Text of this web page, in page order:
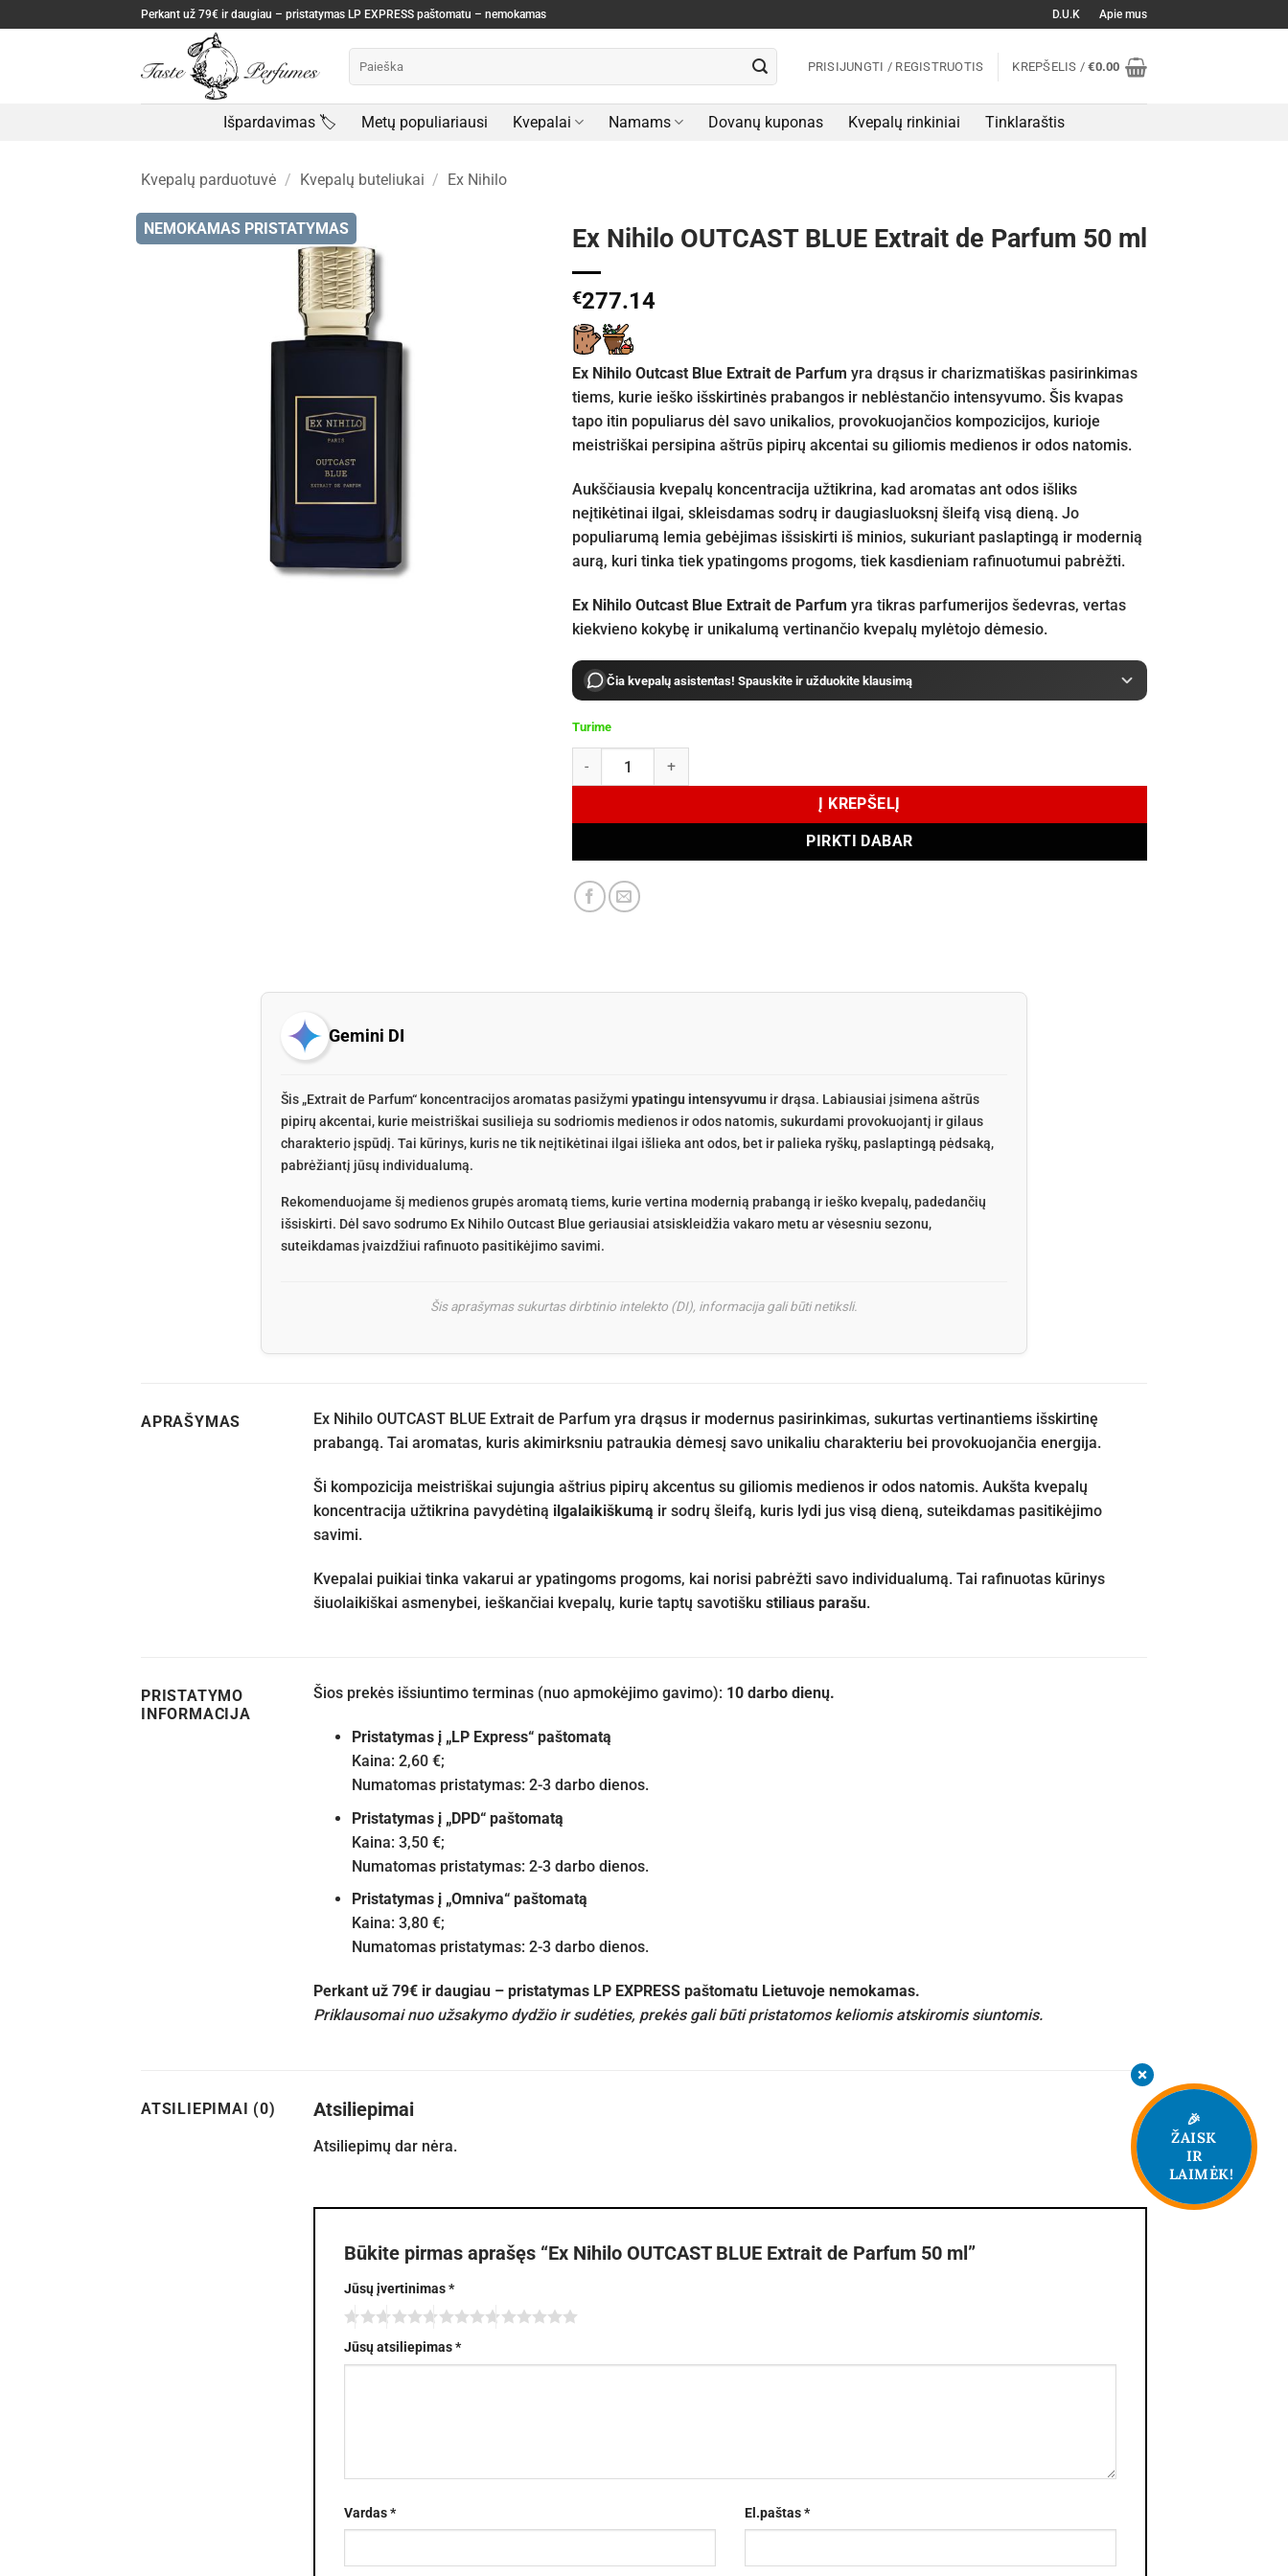
to
Perkant už 79€ ir daugiau – pristatymas LP EXPRESS paštomatu – nemokamas D.U.K Apie mus
PRISIJUNGTI / REGISTRUOTIS KREPŠELIS /€0.00
Išpardavimas 🏷️ Metų populiariausi Kvepalai Namams Dovanų kuponas Kvepalų rinkiniai Tinklaraštis
Kvepalų parduotuvė / Kvepalų buteliukai / Ex Nihilo
NEMOKAMAS PRISTATYMAS Ex Nihilo OUTCAST BLUE Extrait de Parfum 50 ml
€277.14
Ex Nihilo Outcast Blue Extrait de Parfum yra drąsus ir charizmatiškas pasirinkimas
tiems, kurie ieško išskirtinės prabangos ir neblėstančio intensyvumo. Šis kvapas
tapo itin populiarus dėl savo unikalios, provokuojančios kompozicijos, kurioje
meistriškai persipina aštrūs pipirų akcentai su giliomis medienos ir odos natomis.
Aukščiausia kvepalų koncentracija užtikrina, kad aromatas ant odos išliks
neįtikėtinai ilgai, skleisdamas sodrų ir daugiasluoksnį šleifą visą dieną. Jo
populiarumą lemia gebėjimas išsiskirti iš minios, sukuriant paslaptingą ir modernią
aurą, kuri tinka tiek ypatingoms progoms, tiek kasdieniam rafinuotumui pabrėžti.
Ex Nihilo Outcast Blue Extrait de Parfum yra tikras parfumerijos šedevras, vertas
kiekvieno kokybę ir unikalumą vertinančio kvepalų mylėtojo dėmesio.
Čia kvepalų asistentas! Spauskite ir užduokite klausimą
Turime
produkto kiekis: Ex Nihilo OUTCAST BLUE Extrait de Parfum 50 ml
Į KREPŠELĮ
PIRKTI DABAR
Gemini DI
Šis „Extrait de Parfum“ koncentracijos aromatas pasižymi ypatingu intensyvumu ir drąsa. Labiausiai įsimena aštrūs
pipirų akcentai, kurie meistriškai susilieja su sodriomis medienos ir odos natomis, sukurdami provokuojantį ir gilaus
charakterio įspūdį. Tai kūrinys, kuris ne tik neįtikėtinai ilgai išlieka ant odos, bet ir palieka ryškų, paslaptingą pėdsaką,
pabrėžiantį jūsų individualumą.
Rekomenduojame šį medienos grupės aromatą tiems, kurie vertina modernią prabangą ir ieško kvepalų, padedančių
išsiskirti. Dėl savo sodrumo Ex Nihilo Outcast Blue geriausiai atsiskleidžia vakaro metu ar vėsesniu sezonu,
suteikdamas įvaizdžiui rafinuoto pasitikėjimo savimi.
Šis aprašymas sukurtas dirbtinio intelekto (DI), informacija gali būti netiksli.
APRAŠYMAS
Ex Nihilo OUTCAST BLUE Extrait de Parfum yra drąsus ir modernus pasirinkimas, sukurtas vertinantiems išskirtinę
prabangą. Tai aromatas, kuris akimirksniu patraukia dėmesį savo unikaliu charakteriu bei provokuojančia energija.
Ši kompozicija meistriškai sujungia aštrius pipirų akcentus su giliomis medienos ir odos natomis. Aukšta kvepalų
koncentracija užtikrina pavydėtiną ilgalaikiškumą ir sodrų šleifą, kuris lydi jus visą dieną, suteikdamas pasitikėjimo
savimi.
Kvepalai puikiai tinka vakarui ar ypatingoms progoms, kai norisi pabrėžti savo individualumą. Tai rafinuotas kūrinys
šiuolaikiškai asmenybei, ieškančiai kvepalų, kurie taptų savotišku stiliaus parašu.
PRISTATYMO
INFORMACIJA
Šios prekės išsiuntimo terminas (nuo apmokėjimo gavimo): 10 darbo dienų.
Pristatymas į „LP Express“ paštomatą
Kaina: 2,60 €;
Numatomas pristatymas: 2-3 darbo dienos.
Pristatymas į „DPD“ paštomatą
Kaina: 3,50 €;
Numatomas pristatymas: 2-3 darbo dienos.
Pristatymas į „Omniva“ paštomatą
Kaina: 3,80 €;
Numatomas pristatymas: 2-3 darbo dienos.
Perkant už 79€ ir daugiau – pristatymas LP EXPRESS paštomatu Lietuvoje nemokamas.
Priklausomai nuo užsakymo dydžio ir sudėties, prekės gali būti pristatomos keliomis atskiromis siuntomis.
ATSILIEPIMAI (0) Atsiliepimai
Atsiliepimų dar nėra.
Būkite pirmas aprašęs “Ex Nihilo OUTCAST BLUE Extrait de Parfum 50 ml”
Jūsų įvertinimas*
Jūsų atsiliepimas*
Vardas* El.paštas*
🎉
ŽAISK
IR
LAIMĖK!